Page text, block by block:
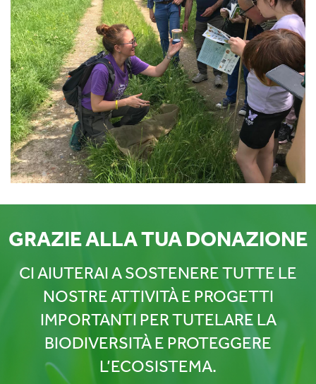
GRAZIE ALLA TUA DONAZIONE
CI AIUTERAI A SOSTENERE TUTTE LE
NOSTRE ATTIVITÀ E PROGETTI
IMPORTANTI PER TUTELARE LA
BIODIVERSITÀ E PROTEGGERE
L’ECOSISTEMA.